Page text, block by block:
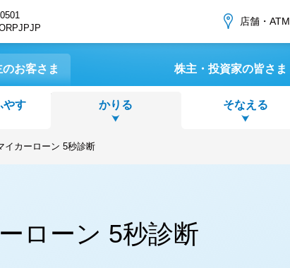
店舗・ATM
お客さま 株主・投資家の皆さま
やす かりる そなえる
ブン銀行ATM窓口サービス」のご案内
預金
カーローン
ほけんプラザ
ジットカード
ートフォンアプリ
イカーローン 5秒診断
ローン 5秒診断